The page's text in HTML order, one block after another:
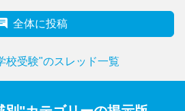
全体に投稿
校受験"のスレッド一覧